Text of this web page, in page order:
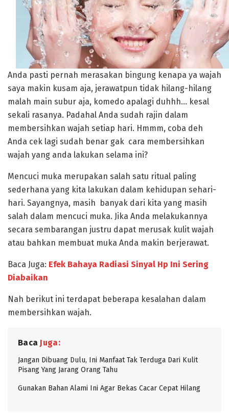
Anda pasti pernah merasakan bingung kenapa ya wajah
saya makin kusam aja, jerawatpun tidak hilang-hilang
malah main subur aja, komedo apalagi duhhh… kesal
sekali rasanya. Padahal Anda sudah rajin dalam
membersihkan wajah setiap hari. Hmmm, coba deh
Anda cek lagi sudah benar gak cara membersihkan
wajah yang anda lakukan selama ini?
Mencuci muka merupakan salah satu ritual paling
sederhana yang kita lakukan dalam kehidupan sehari-
hari. Sayangnya, masih banyak dari kita yang masih
salah dalam mencuci muka. Jika Anda melakukannya
secara sembarangan justru dapat merusak kulit wajah
atau bahkan membuat muka Anda makin berjerawat.
Baca Juga: Efek Bahaya Radiasi Sinyal Hp Ini Sering
Diabaikan
Nah berikut ini terdapat beberapa kesalahan dalam
membersihkan wajah.
Baca Juga:
Jangan Dibuang Dulu, Ini Manfaat Tak Terduga Dari Kulit
Pisang Yang Jarang Orang Tahu
Gunakan Bahan Alami Ini Agar Bekas Cacar Cepat Hilang